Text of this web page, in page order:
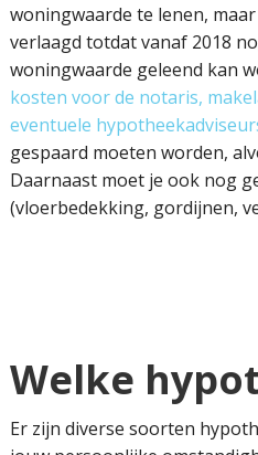
woningwaarde te lenen,
verlaagd totdat vanaf 2018
woningwaarde geleend kan
kosten voor de notaris,
eventuele
gespaard moeten worden,
Daarnaast moet je ook nog
(vloerbedekking, gordijnen,
Welke
Er zijn diverse soorten